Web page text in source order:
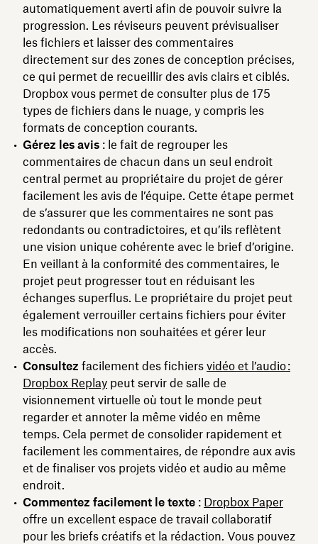
automatiquement averti afin de pouvoir suivre la
progression. Les réviseurs peuvent prévisualiser
les fichiers et laisser des commentaires
directement sur des zones de conception précises,
ce qui permet de recueillir des avis clairs et ciblés.
Dropbox vous permet de consulter plus de 175
types de fichiers dans le nuage, y compris les
formats de conception courants.
Gérez les avis : le fait de regrouper les
commentaires de chacun dans un seul endroit
central permet au propriétaire du projet de gérer
facilement les avis de l’équipe. Cette étape permet
de s’assurer que les commentaires ne sont pas
redondants ou contradictoires, et qu’ils reflètent
une vision unique cohérente avec le brief d’origine.
En veillant à la conformité des commentaires, le
projet peut progresser tout en réduisant les
échanges superflus. Le propriétaire du projet peut
également verrouiller certains fichiers pour éviter
les modifications non souhaitées et gérer leur
accès.
Consultez facilement des fichiers vidéo et l’audio :
Dropbox Replay peut servir de salle de
visionnement virtuelle où tout le monde peut
regarder et annoter la même vidéo en même
temps. Cela permet de consolider rapidement et
facilement les commentaires, de répondre aux avis
et de finaliser vos projets vidéo et audio au même
endroit.
Commentez facilement le texte : Dropbox Paper
offre un excellent espace de travail collaboratif
pour les briefs créatifs et la rédaction. Vous pouvez